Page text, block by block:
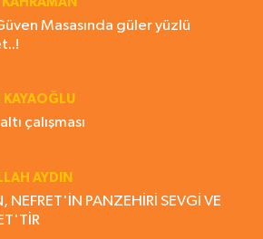
Masasında güler yüzlü
KAYAOĞLU
çalışması
AYDIN
NEFRET'İN PANZEHİRİ SEVGİ VE